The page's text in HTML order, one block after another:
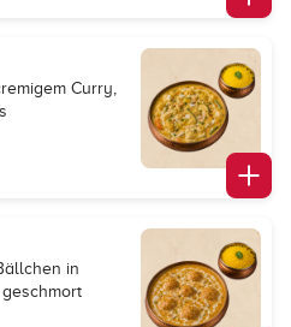
Curry,
in